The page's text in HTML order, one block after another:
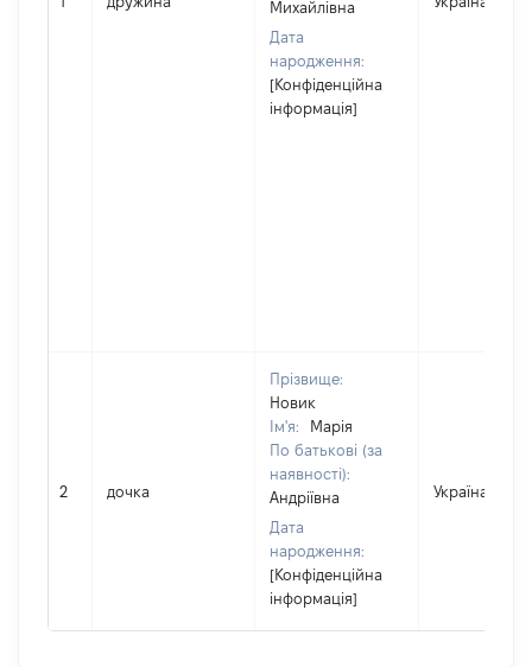
Михайлівна
Дата
народження:
[Конфіденційна
інформація]
2 дочка
Прізвище:
Новик
Ім'я:
Марія
По батькові (за
наявності):
Андріївна
Дата
народження:
[Конфіденційна
інформація]
Україна